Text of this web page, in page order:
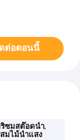
ต่อตอนนี้
ซมสต๊อดนํา,
มไม้นําแสง